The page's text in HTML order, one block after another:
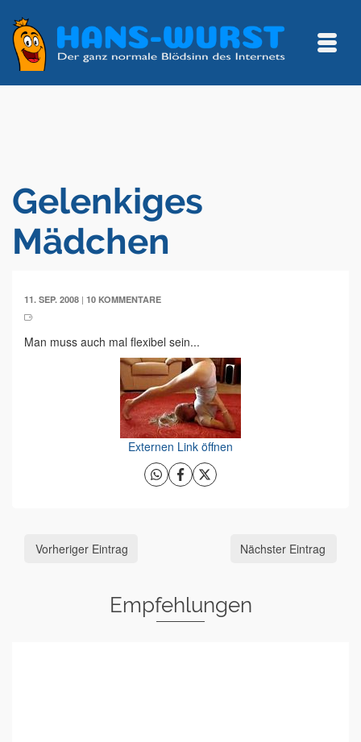
Gelenkiges
Mädchen
11. SEP. 2008 | 10 KOMMENTARE
Man muss auch mal flexibel sein...
Externen Link öffnen
Vorheriger Eintrag Nächster Eintrag
Empfehlungen